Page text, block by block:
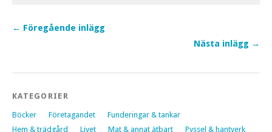
← Föregående inlägg
Nästa inlägg →
KATEGORIER
Böcker Företagandet
Funderingar & tankar
Hem & trädgård
Livet Mat & annat ätbart Pyssel & hantverk